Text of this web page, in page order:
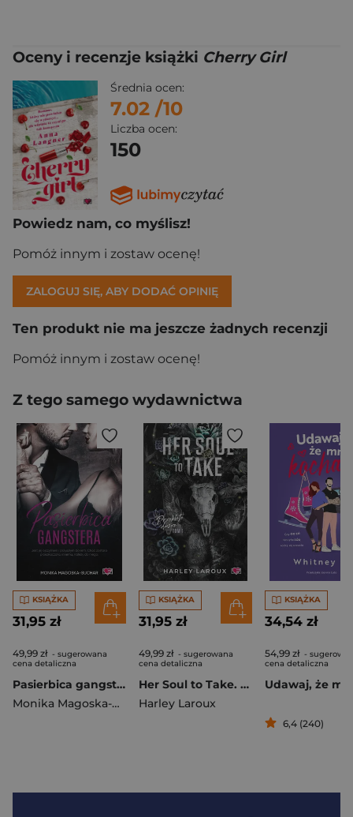
Oceny i recenzje książki Cherry Girl
Średnia ocen:
7.02 /10
Liczba ocen:
150
Powiedz nam, co myślisz!
Pomóż innym i zostaw ocenę!
ZALOGUJ SIĘ, ABY DODAĆ OPINIĘ
Ten produkt nie ma jeszcze żadnych recenzji
Pomóż innym i zostaw ocenę!
Z tego samego wydawnictwa
KSIĄŻKA
31,95 zł
49,99 zł - sugerowana
cena detaliczna
Pasierbica gangstera wyd. 2025
Monika Magoska-Suchar
KSIĄŻKA
31,95 zł
49,99 zł - sugerowana
cena detaliczna
Her Soul to Take. Przeklęte dusze. Tom 1 wyd. 2025
Harley Laroux
KSIĄŻKA
34,54 zł
54,99 zł -
cena detaliczna
6,4 (240)